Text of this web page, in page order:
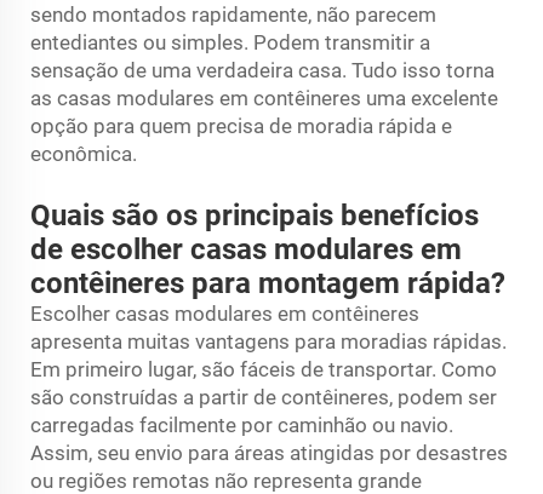
sendo montados rapidamente, não parecem
entediantes ou simples. Podem transmitir a
sensação de uma verdadeira casa. Tudo isso torna
as casas modulares em contêineres uma excelente
opção para quem precisa de moradia rápida e
econômica.
Quais são os principais benefícios
de escolher casas modulares em
contêineres para montagem rápida?
Escolher casas modulares em contêineres
apresenta muitas vantagens para moradias rápidas.
Em primeiro lugar, são fáceis de transportar. Como
são construídas a partir de contêineres, podem ser
carregadas facilmente por caminhão ou navio.
Assim, seu envio para áreas atingidas por desastres
ou regiões remotas não representa grande